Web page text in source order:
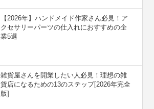
【2026年】ハンドメイド作家さん必見！ア
クセサリーパーツの仕入れにおすすめの企
業5選
雑貨屋さんを開業したい人必見！理想の雑
貨店になるための13のステップ[2026年完全
版]